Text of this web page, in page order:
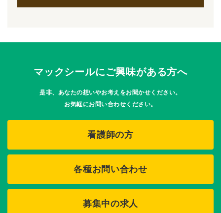
マックシールにご興味がある方へ
是非、あなたの想いやお考えをお聞かせください。
お気軽にお問い合わせください。
看護師の方
各種お問い合わせ
募集中の求人